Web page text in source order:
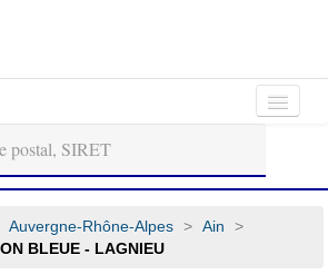
Régions
Auvergne-Rhône-Alpes > Ain
>
BLEUE - LAGNIEU